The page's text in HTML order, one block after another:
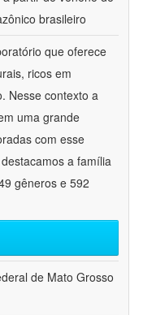
brasileiro
que oferece
ricos em
Nesse contexto a
uma grande
com esse
a família
gêneros e 592
de Mato Grosso